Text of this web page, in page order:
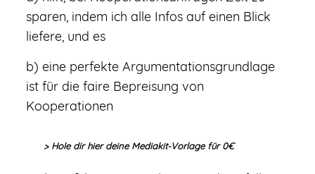
sparen, indem ich alle Infos auf einen Blick
liefere, und es
b) eine perfekte Argumentationsgrundlage
ist für die faire Bepreisung von
Kooperationen
> Hole dir hier deineMediakit-Vorlage für 0€